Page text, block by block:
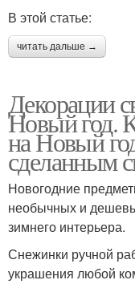
В этой статье:
читать дальше →
Декорации
Новый год.
на Новый
сделанным
Новогодние
необычных и
зимнего интерьера.
Снежинки ручной
украшения любой